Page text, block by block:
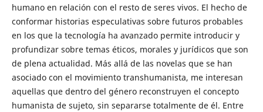
humano en relación con el resto de seres vivos. El hecho de
conformar historias especulativas sobre futuros probables
en los que la tecnología ha avanzado permite introducir y
profundizar sobre temas éticos, morales y jurídicos que son
de plena actualidad. Más allá de las novelas que se han
asociado con el movimiento transhumanista, me interesan
aquellas que dentro del género reconstruyen el concepto
humanista de sujeto, sin separarse totalmente de él. Entre